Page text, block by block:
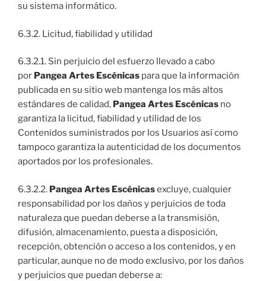
su sistema informático.
6.3.2. Licitud, fiabilidad y utilidad
6.3.2.1. Sin perjuicio del esfuerzo llevado a cabo
por Pangea Artes Escénicas para que la información
publicada en su sitio web mantenga los más altos
estándares de calidad, Pangea Artes Escénicas no
garantiza la licitud, fiabilidad y utilidad de los
Contenidos suministrados por los Usuarios así como
tampoco garantiza la autenticidad de los documentos
aportados por los profesionales.
6.3.2.2. Pangea Artes Escénicasexcluye, cualquier
responsabilidad por los daños y perjuicios de toda
naturaleza que puedan deberse a la transmisión,
difusión, almacenamiento, puesta a disposición,
recepción, obtención o acceso a los contenidos, y en
particular, aunque no de modo exclusivo, por los daños
y perjuicios que puedan deberse a: